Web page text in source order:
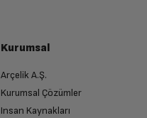
Kurumsal
Arçelik A.Ş.
Kurumsal Çözümler
Insan Kaynakları